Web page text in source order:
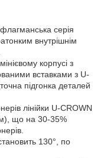
серія
внутрішнім
корпусі з
вставками з U-
підгонка деталей
лінійки U-CROWN
що на 30-35%
130°, по